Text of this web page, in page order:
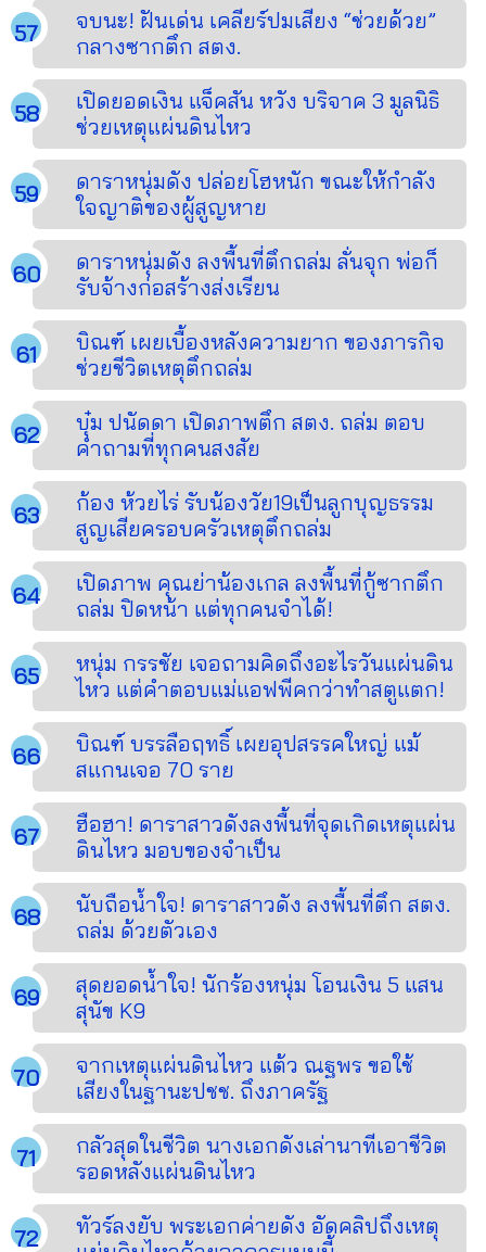
จบนะ! ฝันเด่น เคลียร์ปมเสียง “ช่วยด้วย”
กลางซากตึก สตง.
เปิดยอดเงิน แจ็คสัน หวัง บริจาค 3 มูลนิธิ
ช่วยเหตุแผ่นดินไหว
ดาราหนุ่มดัง ปล่อยโฮหนัก ขณะให้กำลัง
ใจญาติของผู้สูญหาย
ดาราหนุ่มดัง ลงพื้นที่ตึกถล่ม ลั่นจุก พ่อก็
รับจ้างก่อสร้างส่งเรียน
บิณฑ์ เผยเบื้องหลังความยาก ของภารกิจ
ช่วยชีวิตเหตุตึกถล่ม
บุ๋ม ปนัดดา เปิดภาพตึก สตง. ถล่ม ตอบ
คำถามที่ทุกคนสงสัย
ก้อง ห้วยไร่ รับน้องวัย19เป็นลูกบุญธรรม
สูญเสียครอบครัวเหตุตึกถล่ม
เปิดภาพ คุณย่าน้องเกล ลงพื้นที่กู้ซากตึก
ถล่ม ปิดหน้า แต่ทุกคนจำได้!
หนุ่ม กรรชัย เจอถามคิดถึงอะไรวันแผ่นดิน
ไหว แต่คำตอบแม่แอฟพีคกว่าทำสตูแตก!
บิณฑ์ บรรลือฤทธิ์ เผยอุปสรรคใหญ่ แม้
สแกนเจอ 70 ราย
ฮือฮา! ดาราสาวดังลงพื้นที่จุดเกิดเหตุแผ่น
ดินไหว มอบของจำเป็น
นับถือน้ำใจ! ดาราสาวดัง ลงพื้นที่ตึก สตง.
ถล่ม ด้วยตัวเอง
สุดยอดน้ำใจ! นักร้องหนุ่ม โอนเงิน 5 แสน
สุนัข K9
จากเหตุแผ่นดินไหว แต้ว ณฐพร ขอใช้
เสียงในฐานะปชช. ถึงภาครัฐ
กลัวสุดในชีวิต นางเอกดังเล่านาทีเอาชีวิต
รอดหลังแผ่นดินไหว
ทัวร์ลงยับ พระเอกค่ายดัง อัดคลิปถึงเหตุ